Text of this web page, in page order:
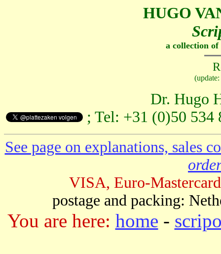
HUGO
a collection of
Dr. Hugo
; Tel: +31 (0)50
See page on explanations, sales
VISA, Euro-
postage and packing:
You are here: home -